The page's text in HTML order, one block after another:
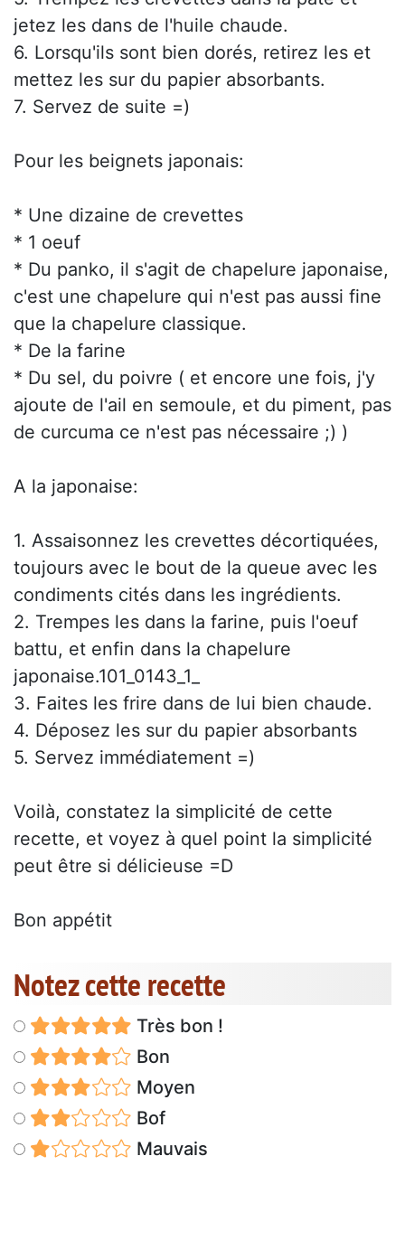
jetez les dans de l'huile chaude.
6. Lorsqu'ils sont bien dorés, retirez les et
mettez les sur du papier absorbants.
7. Servez de suite =)
Pour les beignets japonais:
* Une dizaine de crevettes
* 1 oeuf
* Du panko, il s'agit de chapelure japonaise,
c'est une chapelure qui n'est pas aussi fine
que la chapelure classique.
* De la farine
* Du sel, du poivre ( et encore une fois, j'y
ajoute de l'ail en semoule, et du piment, pas
de curcuma ce n'est pas nécessaire ;) )
A la japonaise:
1. Assaisonnez les crevettes décortiquées,
toujours avec le bout de la queue avec les
condiments cités dans les ingrédients.
2. Trempes les dans la farine, puis l'oeuf
battu, et enfin dans la chapelure
japonaise.101_0143_1_
3. Faites les frire dans de lui bien chaude.
4. Déposez les sur du papier absorbants
5. Servez immédiatement =)
Voilà, constatez la simplicité de cette
recette, et voyez à quel point la simplicité
peut être si délicieuse =D
Bon appétit
Notez cette recette
Très bon !
Bon
Moyen
Bof
Mauvais